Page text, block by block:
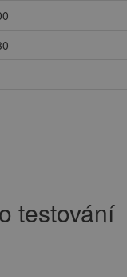
testování